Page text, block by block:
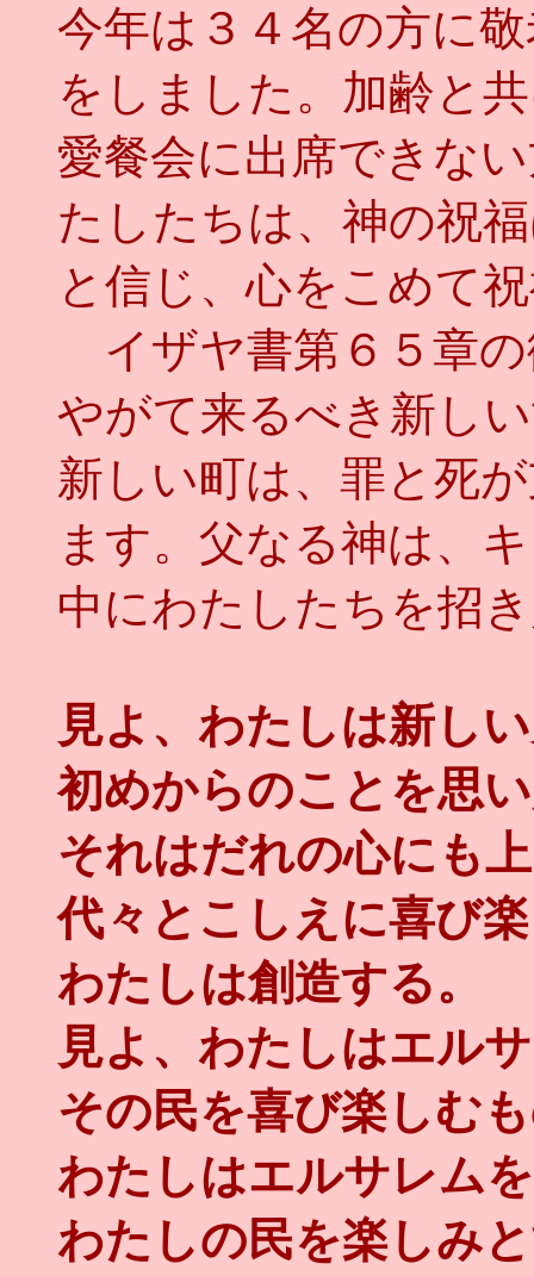
今年は３４名の方に
をしました。加齢と
愛餐会に出席できな
たしたちは、神の祝
と信じ、心をこめて
イザヤ書第６５章
やがて来るべき新し
新しい町は、罪と死
ます。父なる神は、
中にわたしたちを招
見よ、わたしは新し
初めからのことを思
それはだれの心にも
代々とこしえに喜び
わたしは創造する。
見よ、わたしはエル
その民を喜び楽しむ
わたしはエルサレム
わたしの民を楽しみ